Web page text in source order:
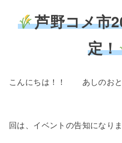
芦野コメ市
定！
こんにちは！！ あしのおと
回は、イベントの告知になり